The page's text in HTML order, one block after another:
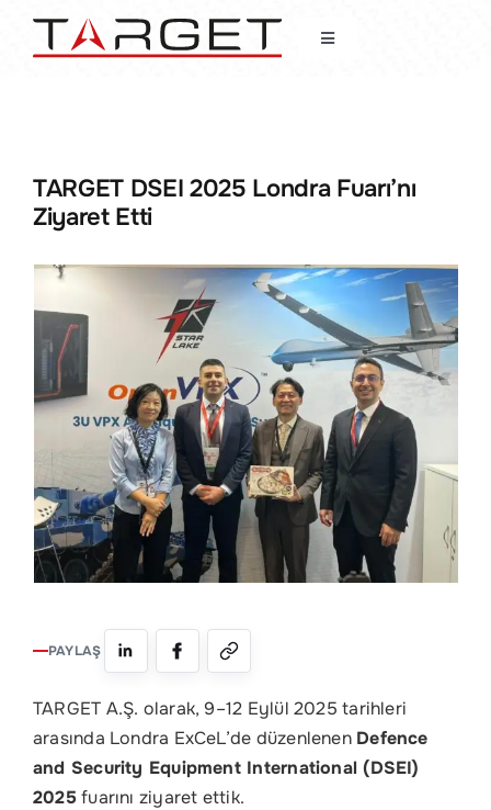
Toggle
Hakkımızda
Haberler
Faaliyet Alanları
Müşterilerimiz
İletişim
TARGET DSEI 2025 Londra Fuarı’nı
Ziyaret Etti
PAYLAŞ
TARGET A.Ş. olarak, 9–12 Eylül 2025 tarihleri
arasında Londra ExCeL’de düzenlenen Defence
and Security Equipment International (DSEI)
2025fuarını ziyaret ettik.